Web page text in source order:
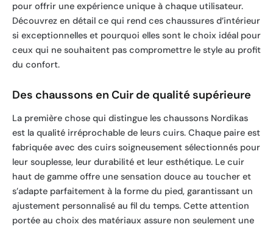
pour offrir une expérience unique à chaque utilisateur.
Découvrez en détail ce qui rend ces chaussures d’intérieur
si exceptionnelles et pourquoi elles sont le choix idéal pour
ceux qui ne souhaitent pas compromettre le style au profit
du confort.
Des chaussons en Cuir de qualité supérieure
La première chose qui distingue les chaussons Nordikas
est la qualité irréprochable de leurs cuirs. Chaque paire est
fabriquée avec des cuirs soigneusement sélectionnés pour
leur souplesse, leur durabilité et leur esthétique. Le cuir
haut de gamme offre une sensation douce au toucher et
s’adapte parfaitement à la forme du pied, garantissant un
ajustement personnalisé au fil du temps. Cette attention
portée au choix des matériaux assure non seulement une